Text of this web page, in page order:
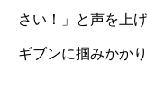
さい！」と声を上
ギブンに掴みかか